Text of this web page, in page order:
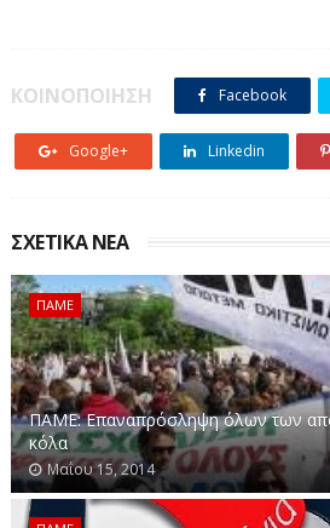
ΚΟΙΝΟΠΟΙΗΣΗ Facebook
Google+ Linkedin
ΣΧΕΤΙΚΑ ΝΕΑ
ΠΑΜΕ
ΠΑΜΕ: Επαναπρόσληψη όλων των
κόλα
Μαΐου 15, 2014